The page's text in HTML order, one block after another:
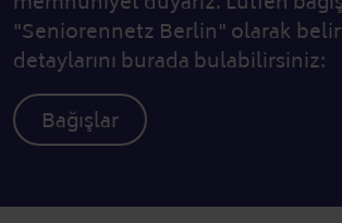
"Seniorennetz Berlin" olarak
detaylarını burada bulabilirsiniz:
Bağışlar